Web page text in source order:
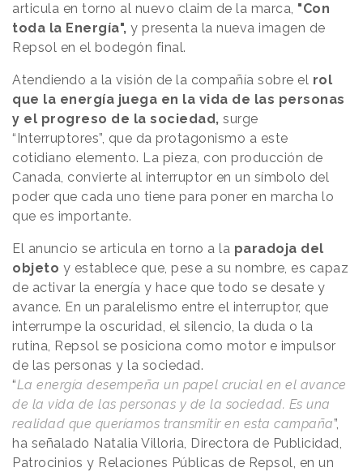
articula en torno al nuevo claim de la marca, "Con
toda la Energía", y presenta la nueva imagen de
Repsol en el bodegón final.
Atendiendo a la visión de la compañía sobre el rol
que la energía juega en la vida de las personas
y el progreso de la sociedad, surge
“Interruptores”, que da protagonismo a este
cotidiano elemento. La pieza, con producción de
Canada, convierte al interruptor en un símbolo del
poder que cada uno tiene para poner en marcha lo
que es importante.
El anuncio se articula en torno a la paradoja del
objeto y establece que, pese a su nombre, es capaz
de activar la energía y hace que todo se desate y
avance. En un paralelismo entre el interruptor, que
interrumpe la oscuridad, el silencio, la duda o la
rutina, Repsol se posiciona como motor e impulsor
de las personas y la sociedad.
“La energía desempeña un papel crucial en el avance
de la vida de las personas y de la sociedad. Es una
realidad que queríamos transmitir en esta campaña”,
ha señalado Natalia Villoria, Directora de Publicidad,
Patrocinios y Relaciones Públicas de Repsol, en un